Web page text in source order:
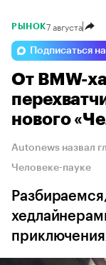
РЫНОК7 августа
Подписаться
От BMW-
нового
Autonews назвал
Человеке-пауке